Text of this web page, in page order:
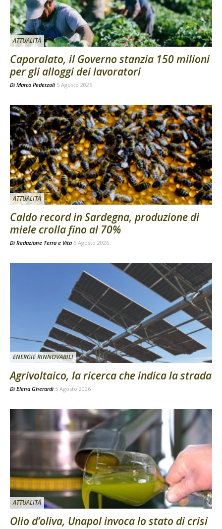
ATTUALITÀ
Caporalato, il Governo stanzia 150 milioni
per gli alloggi dei lavoratori
Di Marco Pederzoli 5 Agosto 2026
ATTUALITÀ
Caldo record in Sardegna, produzione di
miele crolla fino al 70%
Di Redazione Terra e Vita 5 Agosto 2026
ENERGIE RINNOVABILI
Agrivoltaico, la ricerca che indica la strada
Di Elena Gherardi 5 Agosto 2026
ATTUALITÀ
Olio d’oliva, Unapol invoca lo stato di crisi